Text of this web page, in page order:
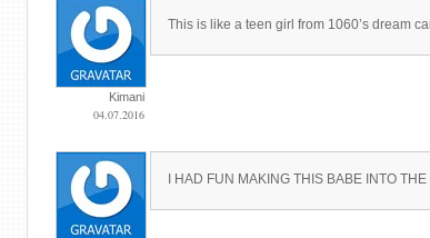
Kimani
04.07.2016
This is like a teen girl from 1060’s dream
I HAD FUN MAKING THIS BABE INTO